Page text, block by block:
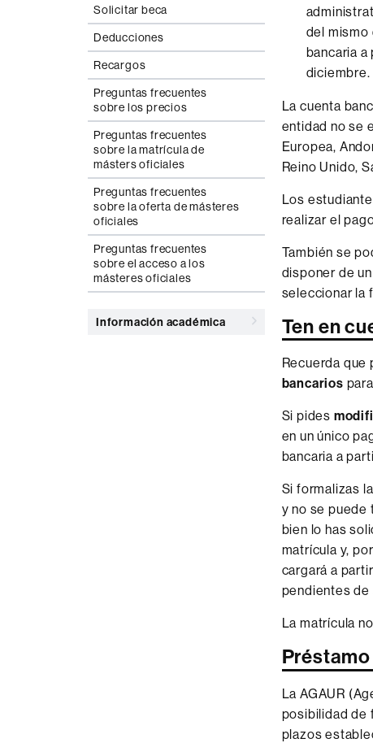
Solicitar beca
Deducciones
Recargos
Preguntas frecuentes
sobre los precios
Preguntas frecuentes
sobre la matrícula de
másters oficiales
Preguntas frecuentes
sobre la oferta de másteres
oficiales
Preguntas frecuentes
sobre el acceso a los
másteres oficiales
Información académica
del mismo
bancaria
diciembre.
La cuenta
entidad no se
Europea,
Reino Unido,
Los
realizar el
También se
disponer de
seleccionar la
Ten en
Recuerda que
bancarios
Si pides
en un único
bancaria a
Si formalizas
y no se puede
bien lo has
matrícula y,
cargará a
pendientes de
La matrícula
Préstamo
La AGAUR
posibilidad de
plazos